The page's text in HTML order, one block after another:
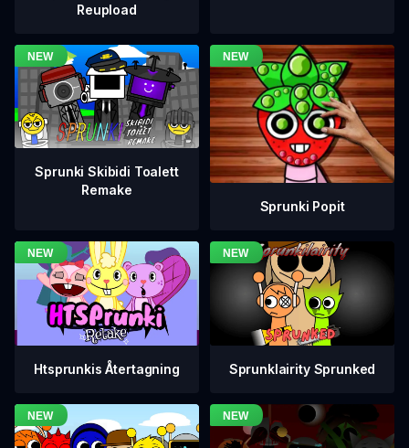
Reupload
Sprunki Skibidi Toalett
Remake
Sprunki Popit
Htsprunkis Återtagning Sprunklairity Sprunked